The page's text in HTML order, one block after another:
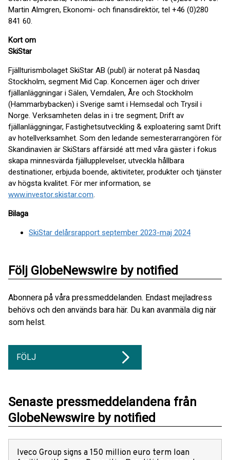
Martin Almgren, Ekonomi- och finansdirektör, tel +46 (0)280
841 60.
Kort om
SkiStar
Fjällturismbolaget SkiStar AB (publ) är noterat på Nasdaq
Stockholm, segment Mid Cap. Koncernen äger och driver
fjällanläggningar i Sälen, Vemdalen, Åre och Stockholm
(Hammarbybacken) i Sverige samt i Hemsedal och Trysil i
Norge. Verksamheten delas in i tre segment; Drift av
fjällanläggningar, Fastighetsutveckling & exploatering samt Drift
av hotellverksamhet. Som den ledande semesterarrangören för
Skandinavien är SkiStars affärsidé att med våra gäster i fokus
skapa minnesvärda fjällupplevelser, utveckla hållbara
destinationer, erbjuda boende, aktiviteter, produkter och tjänster
av högsta kvalitet. För mer information, se
www.investor.skistar.com.
Bilaga
SkiStar delårsrapport september 2023-maj 2024
Följ GlobeNewswire by notified
Abonnera på våra pressmeddelanden. Endast mejladress
behövs och den används bara här. Du kan avanmäla dig när
som helst.
FÖLJ
Senaste pressmeddelandena från
GlobeNewswire by notified
Iveco Group signs a 150 million euro term loan